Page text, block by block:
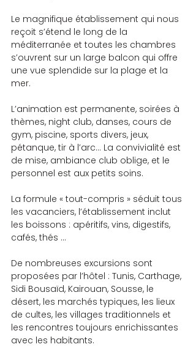
Le magnifique établissement qui nous
reçoit s’étend le long de la
méditerranée et toutes les chambres
s’ouvrent sur un large balcon qui offre
une vue splendide sur la plage et la
mer.
L’animation est permanente, soirées à
thèmes, night club, danses, cours de
gym, piscine, sports divers, jeux,
pétanque, tir à l’arc… La convivialité est
de mise, ambiance club oblige, et le
personnel est aux petits soins.
La formule « tout-compris » séduit tous
les vacanciers, l’établissement inclut
les boissons : apéritifs, vins, digestifs,
cafés, thés …
De nombreuses excursions sont
proposées par l’hôtel : Tunis, Carthage,
Sidi Bousaïd, Kairouan, Sousse, le
désert, les marchés typiques, les lieux
de cultes, les villages traditionnels et
les rencontres toujours enrichissantes
avec les habitants.